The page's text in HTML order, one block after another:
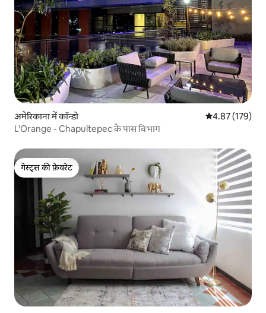
अमेरिकाना में कॉन्डो औसत रेटिंग 5 में से
4.87 (179)
L'Orange - Chapultepec के पास विभाग
गेस्ट्स की फ़ेवरेट
गेस्ट्स की फ़ेवरेट